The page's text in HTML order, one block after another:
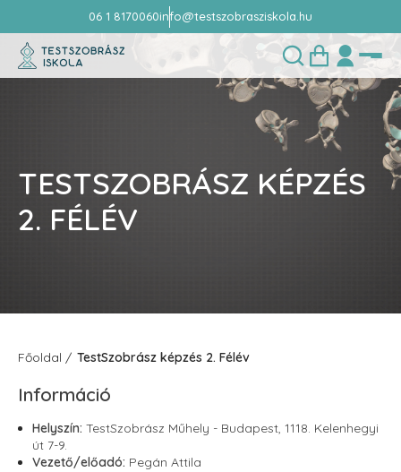
06 1 8170060info@testszobrasziskola.hu
TESTSZOBRÁSZ KÉPZÉS
2. FÉLÉV
Főoldal TestSzobrász képzés 2. Félév
Információ
Helyszín: TestSzobrász Műhely - Budapest, 1118. Kelenhegyi
út 7-9.
Vezető/előadó: Pegán Attila